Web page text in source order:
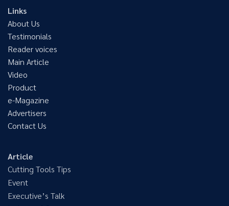
Links
About Us
Testimonials
Reader voices
Main Article
Video
Product
e-Magazine
Advertisers
Contact Us
Article
Cutting Tools Tips
Event
Executive’s Talk